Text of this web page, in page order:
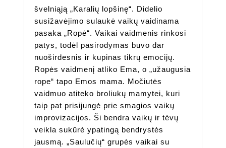
švelniąją „Karalių lopšinę“. Didelio
susižavėjimo sulaukė vaikų vaidinama
pasaka „Ropė“. Vaikai vaidmenis rinkosi
patys, todėl pasirodymas buvo dar
nuoširdesnis ir kupinas tikrų emocijų.
Ropės vaidmenį atliko Ema, o „užaugusia
rope“ tapo Emos mama. Močiutės
vaidmuo atiteko broliukų mamytei, kuri
taip pat prisijungė prie smagios vaikų
improvizacijos. Ši bendra vaikų ir tėvų
veikla sukūrė ypatingą bendrystės
jausmą. „Saulučių“ grupės vaikai su